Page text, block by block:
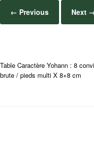
← Previous
Next
Table Caractère Yohann : 8
brute / pieds multi X 8×8 cm